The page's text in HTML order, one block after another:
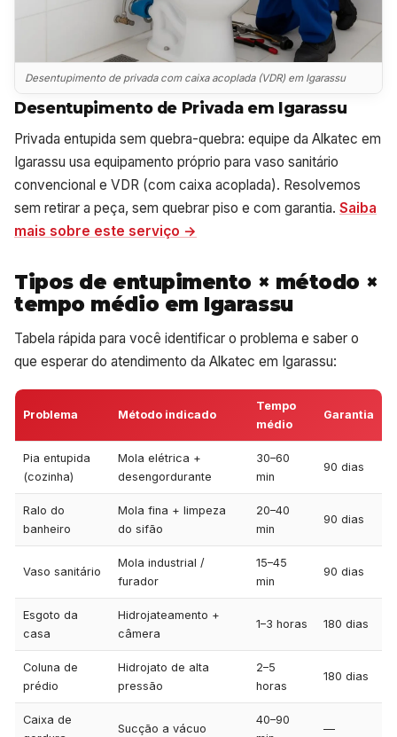
Desentupimento de privada com caixa acoplada (VDR) em Igarassu
Desentupimento de Privada em Igarassu
Privada entupida sem quebra-quebra: equipe da Alkatec em
Igarassu usa equipamento próprio para vaso sanitário
convencional e VDR (com caixa acoplada). Resolvemos
sem retirar a peça, sem quebrar piso e com garantia. Saiba
mais sobre este serviço →
Tipos de entupimento × método ×
tempo médio em Igarassu
Tabela rápida para você identificar o problema e saber o
que esperar do atendimento da Alkatec em Igarassu:
Problema Método indicado
Tempo
médio
Garantia
Pia entupida
(cozinha)
Mola elétrica +
desengordurante
30–60
min
90 dias
Ralo do
banheiro
Mola fina + limpeza
do sifão
20–40
min
90 dias
Vaso sanitário
Mola industrial /
furador
15–45
min
90 dias
Esgoto da
casa
Hidrojateamento +
câmera
1–3 horas 180 dias
Coluna de
prédio
Hidrojato de alta
pressão
2–5
horas
180 dias
Caixa de
Sucção a vácuo
40–90
—